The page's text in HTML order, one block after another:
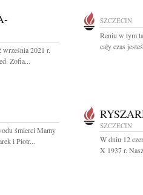
września 2021 r.
Zofia...
SZCZECIN
Reniu w tym
cały czas
śmierci Mamy
i Piotr...
SZCZECIN
W dniu 12
X 1937 r.